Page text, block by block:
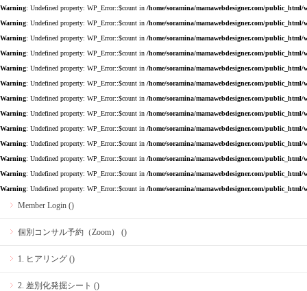
Warning: Undefined property: WP_Error::$count in /home/soramina/mamawebdesigner.com/
Warning: Undefined property: WP_Error::$count in /home/soramina/mamawebdesigner.com/
Warning: Undefined property: WP_Error::$count in /home/soramina/mamawebdesigner.com/
Warning: Undefined property: WP_Error::$count in /home/soramina/mamawebdesigner.com/
Warning: Undefined property: WP_Error::$count in /home/soramina/mamawebdesigner.com/
Warning: Undefined property: WP_Error::$count in /home/soramina/mamawebdesigner.com/
Warning: Undefined property: WP_Error::$count in /home/soramina/mamawebdesigner.com/
Warning: Undefined property: WP_Error::$count in /home/soramina/mamawebdesigner.com/
Warning: Undefined property: WP_Error::$count in /home/soramina/mamawebdesigner.com/
Warning: Undefined property: WP_Error::$count in /home/soramina/mamawebdesigner.com/
Warning: Undefined property: WP_Error::$count in /home/soramina/mamawebdesigner.com/
Warning: Undefined property: WP_Error::$count in /home/soramina/mamawebdesigner.com/
Warning: Undefined property: WP_Error::$count in /home/soramina/mamawebdesigner.com/
Member Login ()
個別コンサル予約（Zoom） ()
1. ヒアリング ()
2. 差別化発掘シート ()